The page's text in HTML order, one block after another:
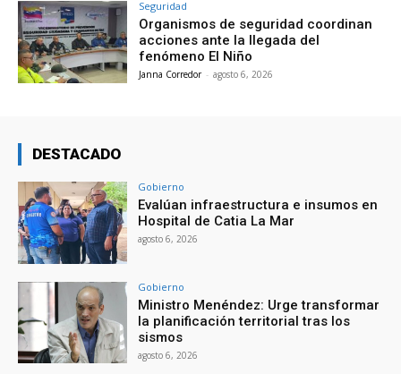
Seguridad
Organismos de seguridad coordinan
acciones ante la llegada del
fenómeno El Niño
Janna Corredor - agosto 6, 2026
DESTACADO
Gobierno
Evalúan infraestructura e insumos en
Hospital de Catia La Mar
agosto 6, 2026
Gobierno
Ministro Menéndez: Urge transformar
la planificación territorial tras los
sismos
agosto 6, 2026